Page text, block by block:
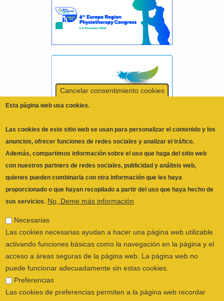
ILUSTRE COLEGIO OFICIAL DE
Cancelar consentimiento cookies
Esta página web usa cookies.
anuncios, ofrecer funciones de redes sociales y analizar el tráfico.
Además, compartimos información sobre el uso que haga del sitio web
con nuestros partners de redes sociales, publicidad y análisis web,
quienes pueden combinarla con otra información que les haya
Necesarias
Las cookies necesarias ayudan a hacer una página web utilizable
activando funciones básicas como la navegación en la página y el
acceso a áreas seguras de la página web. La página web no
puede funcionar adecuadamente sin estas cookies.
Preferencias